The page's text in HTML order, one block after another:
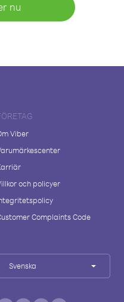
nu
Viber
och policyer
Complaints Code
Svenska